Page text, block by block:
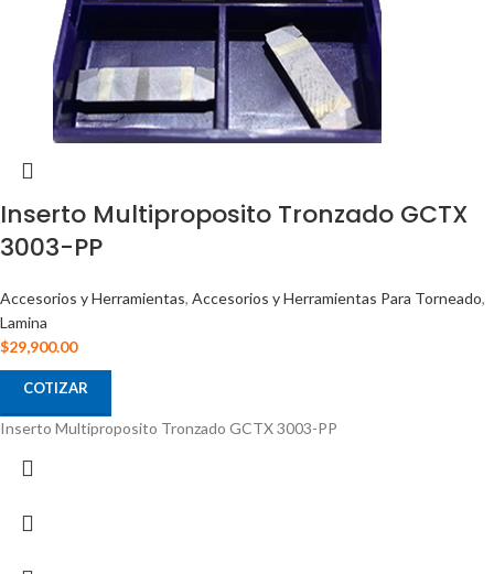
Inserto Multiproposito Tronzado GCTX
3003-PP
Accesorios y Herramientas, Accesorios y Herramientas Para Torneado,
Lamina
$29,900.00
COTIZAR
Inserto Multiproposito Tronzado GCTX 3003-PP